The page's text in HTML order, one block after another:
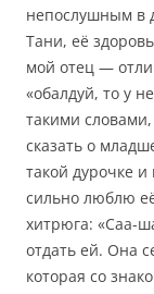
непослушным в
Тани, её
мой отец —
«обалдуй, то у
такими
сказать о
такой дурочке
сильно люблю
хитрюга: «Саа-
отдать ей. Она
которая со